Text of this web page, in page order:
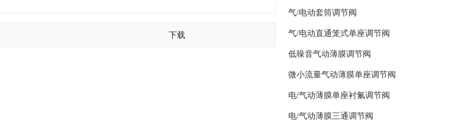
下载
气/电动套筒调节阀
气/电动直通笼式单座调节阀
低噪音气动薄膜调节阀
微小流量气动薄膜单座调节阀
电/气动薄膜单座衬氟调节阀
电/气动薄膜三通调节阀